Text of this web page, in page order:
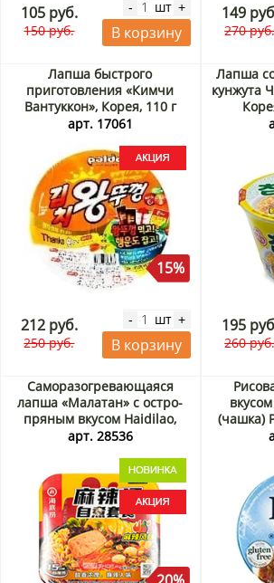
105 руб.
150 руб.
- шт +
В корзину
149
270
Лапша быстрого
приготовления «Кимчи
Вантуккон», Корея, 110 г
Акция
арт. 17061
15%
212 руб.
250 руб.
- шт +
В корзину
Лапша
кунжута
195
260
Саморазогревающаяся
лапша «Малатан» с остро-
пряным вкусом Haidilao,
Китай, 271 г Акция
арт. 28536
(чашка)